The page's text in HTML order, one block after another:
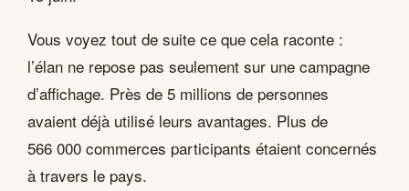
Vous voyez tout de suite ce que cela raconte :
l’élan ne repose pas seulement sur une campagne
d’affichage. Près de 5 millions de personnes
avaient déjà utilisé leurs avantages. Plus de
566 000 commerces participants étaient concernés
à travers le pays.